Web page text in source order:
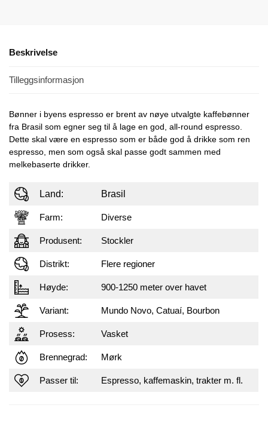
Beskrivelse
Tilleggsinformasjon
Bønner i byens espresso er brent av nøye utvalgte kaffebønner
fra Brasil som egner seg til å lage en god, all-round espresso.
Dette skal være en espresso som er både god å drikke som ren
espresso, men som også skal passe godt sammen med
melkebaserte drikker.
Land: Brasil
Farm: Diverse
Produsent: Stockler
Distrikt: Flere regioner
Høyde: 900-1250 meter over havet
Variant: Mundo Novo, Catuaí, Bourbon
Prosess: Vasket
Brennegrad: Mørk
Passer til: Espresso, kaffemaskin, trakter m. fl.